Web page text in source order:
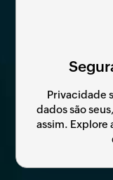
Privacidade
dados são
assim. Explore